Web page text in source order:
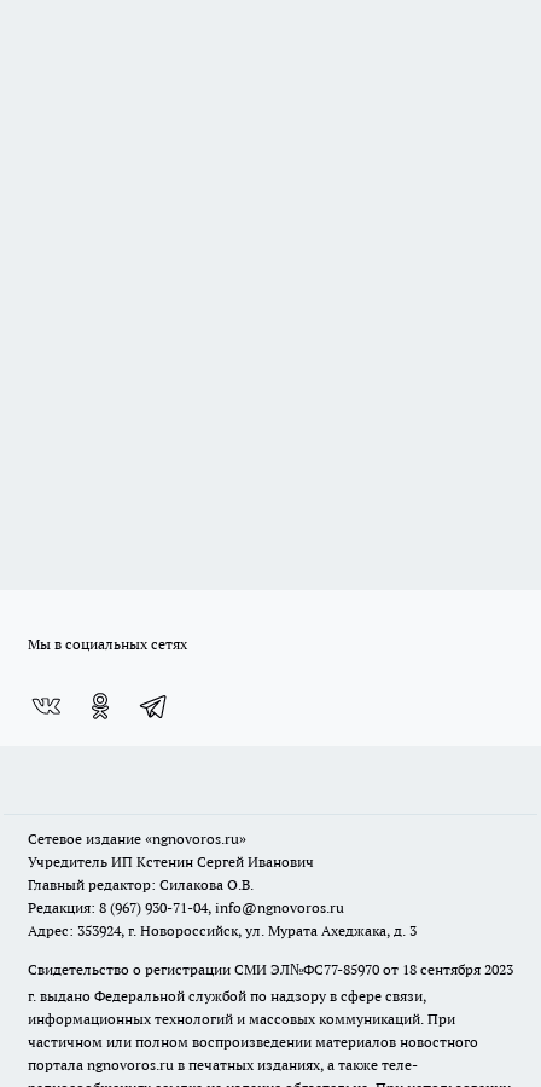
Мы в социальных сетях
Сетевое издание «ngnovoros.ru»
Учредитель ИП Кстенин Сергей Иванович
Главный редактор: Силакова О.В.
Редакция: 8 (967) 930-71-04, info@ngnovoros.ru
Адрес: 353924, г. Новороссийск, ул. Мурата Ахеджака, д. 3
Свидетельство о регистрации СМИ ЭЛ№ФС77-85970 от 18 сентября 2023
г. выдано Федеральной службой по надзору в сфере связи,
информационных технологий и массовых коммуникаций. При
частичном или полном воспроизведении материалов новостного
портала ngnovoros.ru в печатных изданиях, а также теле-